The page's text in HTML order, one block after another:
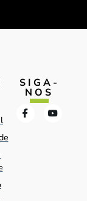
SIGA-
NOS